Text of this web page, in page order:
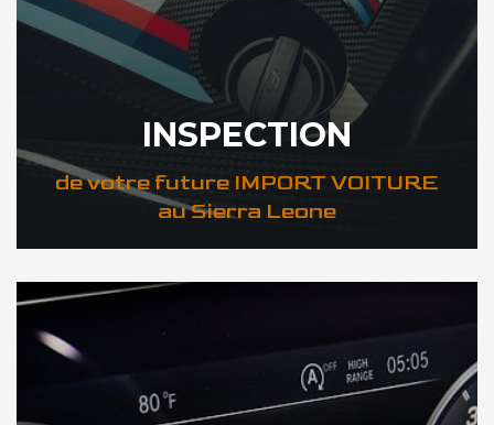
INSPECTION
de votre future IMPORT VOITURE
au Sierra Leone
DÉCOUVREZ VOTRE INSPECTION AUTO au Sierra Leone